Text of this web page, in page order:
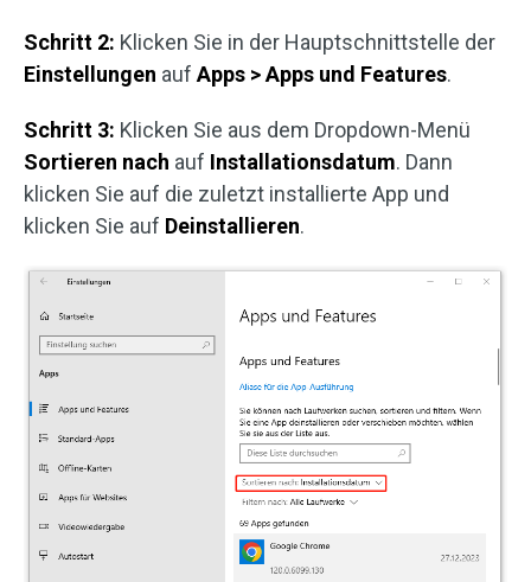
Schritt 2: Klicken Sie in der Hauptschnittstelle der
Einstellungen auf Apps > Apps und Features.
Schritt 3: Klicken Sie aus dem Dropdown-Menü
Sortieren nach auf Installationsdatum. Dann
klicken Sie auf die zuletzt installierte App und
klicken Sie auf Deinstallieren.